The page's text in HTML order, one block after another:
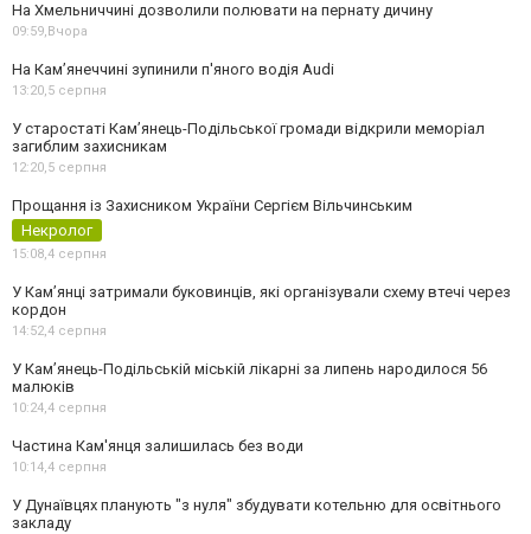
На Хмельниччині дозволили полювати на пернату дичину
09:59, Вчора
На Камʼянеччині зупинили п'яного водія Audi
13:20,5 серпня
У старостаті Кам’янець-Подільської громади відкрили меморіал
загиблим захисникам
12:20,5 серпня
Прощання із Захисником України Сергієм Вільчинським
Некролог
15:08,4 серпня
У Кам’янці затримали буковинців, які організували схему втечі через
кордон
14:52,4 серпня
У Кам’янець-Подільській міській лікарні за липень народилося 56
малюків
10:24,4 серпня
Частина Кам'янця залишилась без води
10:14,4 серпня
У Дунаївцях планують "з нуля" збудувати котельню для освітнього
закладу